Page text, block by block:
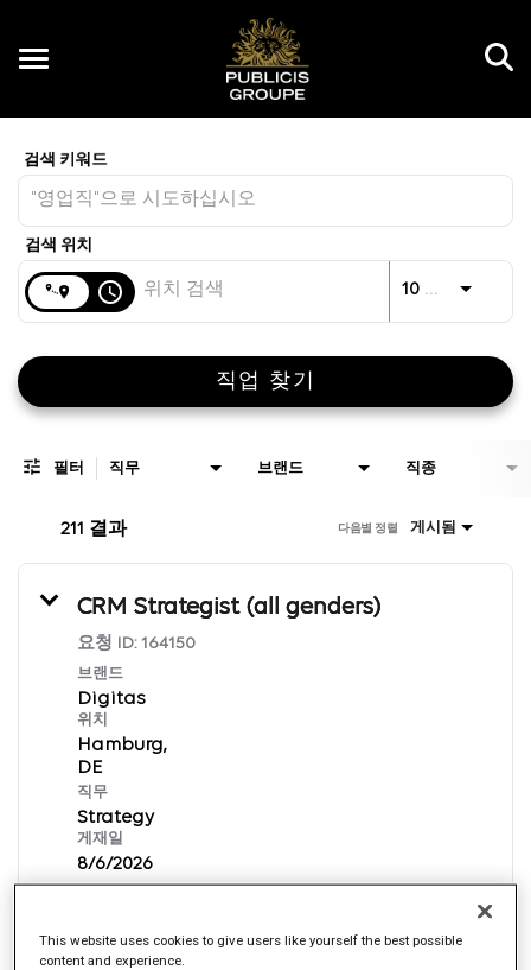
Toggle
KR
access_time 10 킬로미터
직업 찾기
필터 직무 브랜드 직종
211 결과 게시됨
다음별 정렬
CRM Strategist (all genders)
요청 ID: 164150
브랜드
Digitas
위치
Hamburg,
직무
Strategy
게재일
8/6/2026
지금 신청하기
This website uses cookies to give users like yourself the best possible
content and experience.